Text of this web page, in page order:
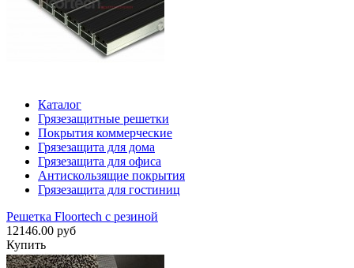
Каталог
Грязезащитные решетки
Покрытия коммерческие
Грязезащита для дома
Грязезащита для офиса
Антискользящие покрытия
Грязезащита для гостиниц
Решетка Floortech с резиной
12146.00 руб
Купить